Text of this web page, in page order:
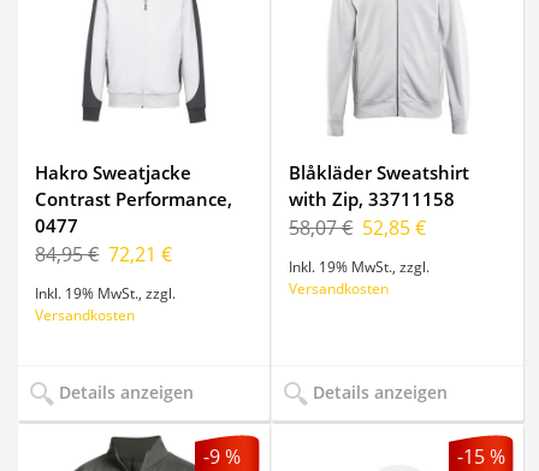
Hakro Sweatjacke
Contrast Performance,
0477
84,95 € 72,21 €
Inkl. 19% MwSt. ,zzgl.
Versandkosten
Details anzeigen
Blåkläder Sweatshirt
with Zip, 33711158
58,07 € 52,85 €
Inkl. 19% MwSt. ,zzgl.
Versandkosten
Details anzeigen
-9 % -15 %